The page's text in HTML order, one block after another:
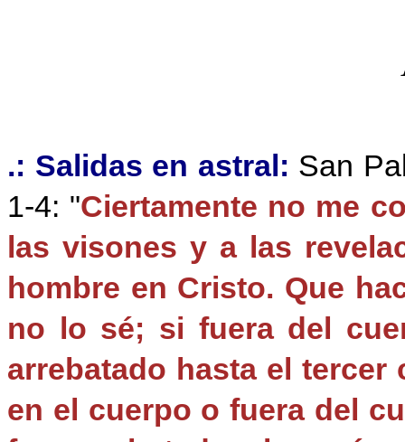
.: Salidas en astral: San
1-4: "Ciertamente no me
las visones y a las
hombre en Cristo. Que
no lo sé; si fuera del
arrebatado hasta el tercer
en el cuerpo o fuera del